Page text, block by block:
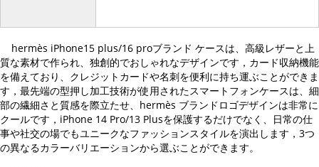
hermès iPhone15 plus/16 proブランド ケースは、高級レザーと上
質な素材で作られ、独創的でおしゃれなデザインです，カード収納機能
を備えており、クレジットカードや名刺を便利に持ち運ぶことができま
す，最先端の型押し加工技術が使用されたスマートフォンケースは、細
部の繊細さと質感を際立たせ、hermès ブランドロゴデザインは非常に
クールです，iPhone 14 Pro/13 Plusを保護するだけでなく、日常の仕
事や社交の場でもユニークなファッションスタイルを演出します，3つ
の異なるカラーバリエーションから選ぶことができます。